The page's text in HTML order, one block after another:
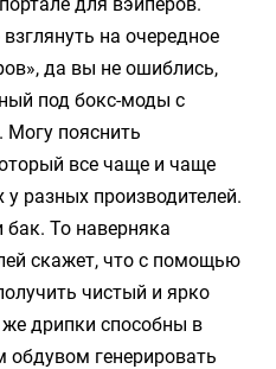
на очередное
да вы не ошиблись,
под бокс-моды с
Могу пояснить
все чаще и чаще
у разных производителей.
бак. То наверняка
скажет, что с помощью
чистый и ярко
дрипки способны в
генерировать